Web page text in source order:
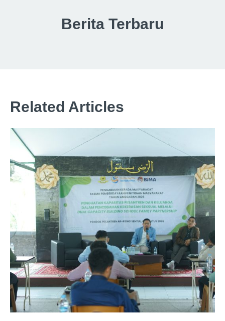
Berita Terbaru
Related Articles